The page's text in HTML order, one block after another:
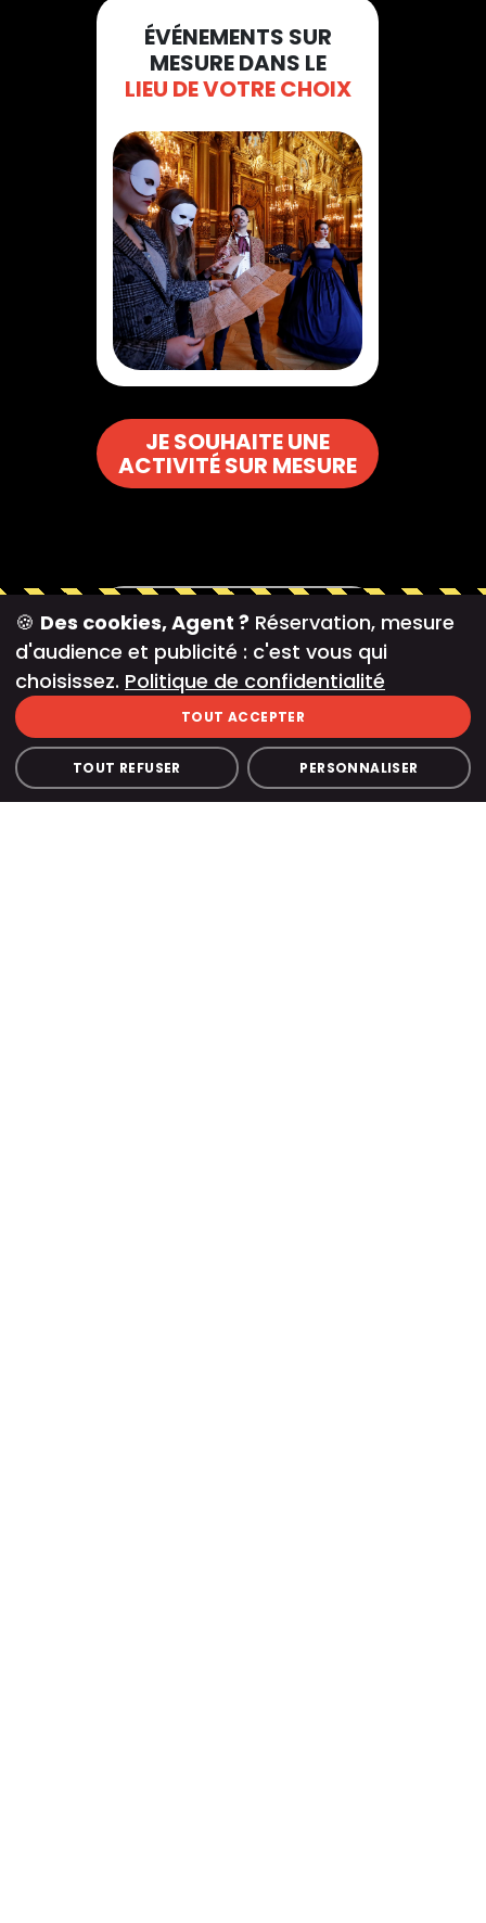
ÉVÉNEMENTS SUR
MESURE DANS LE
LIEU DE VOTRE CHOIX
JE SOUHAITE UNE
ACTIVITÉ SUR MESURE
UNE FORMATION
EN AGENCE
POUR DÉVELOPPER LES
PERFORMANCES
🍪 Des cookies, Agent ? Réservation, mesure
d'audience et publicité : c'est vous qui
choisissez. Politique de confidentialité
TOUT REFUSER PERSONNALISER
TOUT ACCEPTER